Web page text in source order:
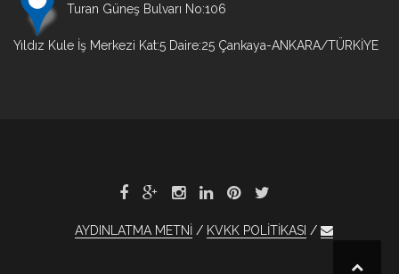
Turan Güneş Bulvarı No:106
Yıldız Kule İş Merkezi Kat:5 Daire:25 Çankaya-ANKARA/TÜRKİYE
AYDINLATMA METNİ KVKK POLİTİKASI